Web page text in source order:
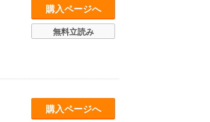
購入ページへ
無料立読み
購入ページへ